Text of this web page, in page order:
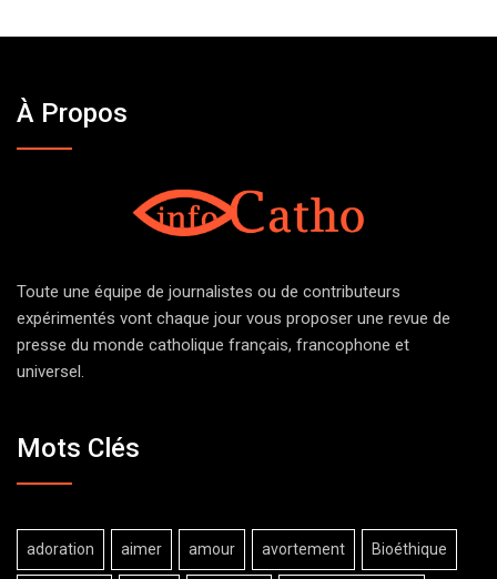
À Propos
Toute une équipe de journalistes ou de contributeurs
expérimentés vont chaque jour vous proposer une revue de
presse du monde catholique français, francophone et
universel.
Mots Clés
adoration aimer amour avortement Bioéthique